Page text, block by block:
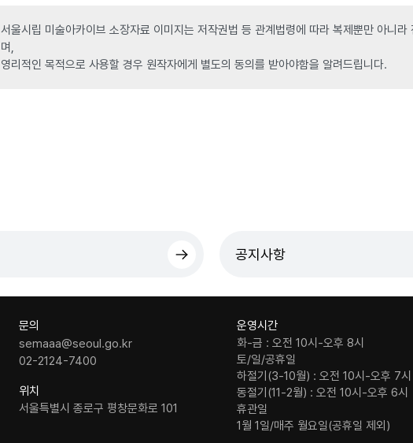
서울시립 미술아카이브 소장자료 이미지는 저작권법 등 관계법령에 따라 복제뿐만 아니
며,
영리적인 목적으로 사용할 경우 원작자에게 별도의 동의를 받아야함을 알려드립니다.
공지사항
문의
semaaa@seoul.go.kr
02-2124-7400
위치
서울특별시 종로구 평창문화로 101
운영시간
화-금 : 오전 10시-오후 8시
토/일/공휴일
하절기(3-10월) : 오전 10시-오후 7시
동절기(11-2월) : 오전 10시-오후 6시
휴관일
1월 1일/매주 월요일(공휴일 제외)